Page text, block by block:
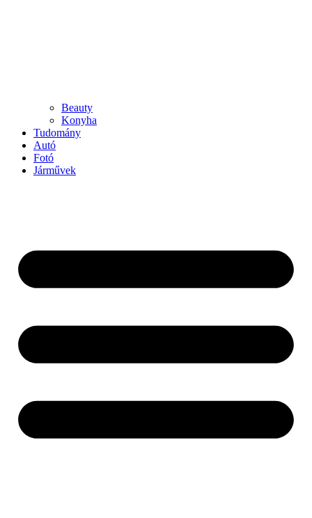
Beauty
Konyha
Tudomány
Autó
Fotó
Járművek